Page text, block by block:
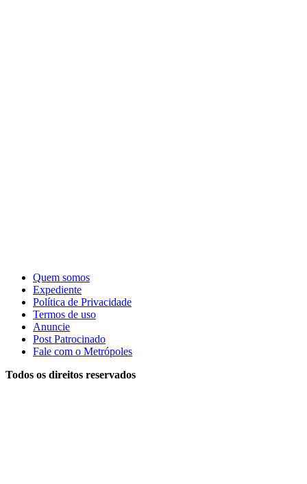
Quem somos
Expediente
Política de Privacidade
Termos de uso
Anuncie
Post Patrocinado
Fale com o Metrópoles
Todos os direitos reservados